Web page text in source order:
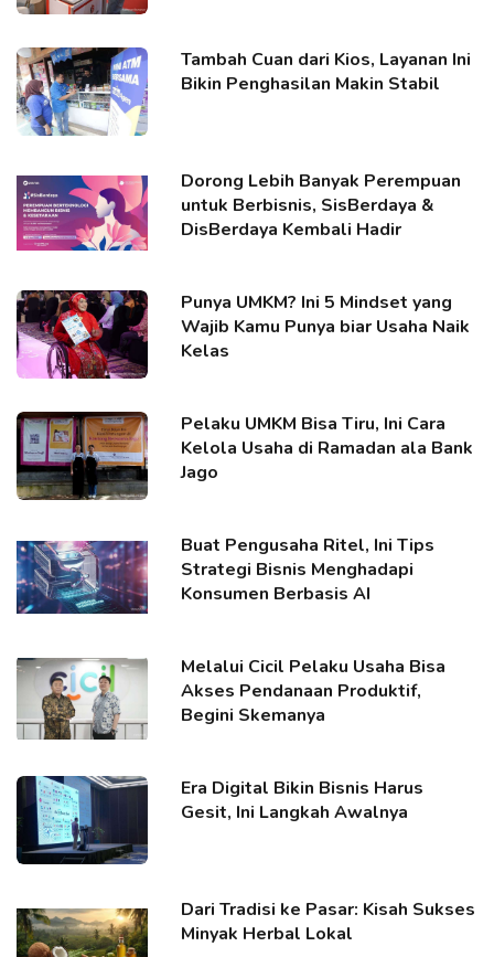
Tambah Cuan dari Kios, Layanan Ini
Bikin Penghasilan Makin Stabil
Dorong Lebih Banyak Perempuan
untuk Berbisnis, SisBerdaya &
DisBerdaya Kembali Hadir
Punya UMKM? Ini 5 Mindset yang
Wajib Kamu Punya biar Usaha Naik
Kelas
Pelaku UMKM Bisa Tiru, Ini Cara
Kelola Usaha di Ramadan ala Bank
Jago
Buat Pengusaha Ritel, Ini Tips
Strategi Bisnis Menghadapi
Konsumen Berbasis AI
Melalui Cicil Pelaku Usaha Bisa
Akses Pendanaan Produktif,
Begini Skemanya
Era Digital Bikin Bisnis Harus
Gesit, Ini Langkah Awalnya
Dari Tradisi ke Pasar: Kisah Sukses
Minyak Herbal Lokal